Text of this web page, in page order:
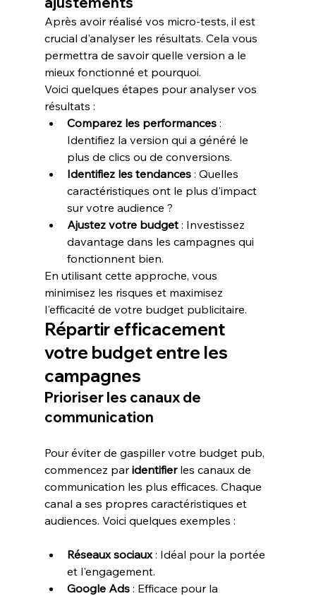
Après avoir réalisé vos micro-tests, il est
crucial d'analyser les résultats. Cela vous
permettra de savoir quelle version a le
mieux fonctionné et pourquoi.
Voici quelques étapes pour analyser vos
résultats :
Comparez les performances :
Identifiez la version qui a généré le
plus de clics ou de conversions.
Identifiez les tendances : Quelles
caractéristiques ont le plus d'impact
sur votre audience ?
Ajustez votre budget : Investissez
davantage dans les campagnes qui
fonctionnent bien.
En utilisant cette approche, vous
minimisez les risques et maximisez
l'efficacité de votre budget publicitaire.
Répartir efficacement
votre budget entre les
campagnes
Prioriser les canaux de
communication
Pour éviter de gaspiller votre budget pub,
commencez par identifier les canaux de
communication les plus efficaces. Chaque
canal a ses propres caractéristiques et
Réseaux sociaux : Idéal pour la portée
et l'engagement.
Google Ads : Efficace pour la